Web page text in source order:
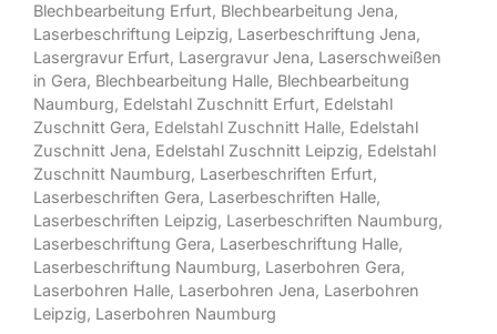
Blechbearbeitung Erfurt, Blechbearbeitung Jena,
Laserbeschriftung Leipzig, Laserbeschriftung Jena,
Lasergravur Erfurt, Lasergravur Jena, Laserschweißen
in Gera, Blechbearbeitung Halle, Blechbearbeitung
Naumburg, Edelstahl Zuschnitt Erfurt, Edelstahl
Zuschnitt Gera, Edelstahl Zuschnitt Halle, Edelstahl
Zuschnitt Jena, Edelstahl Zuschnitt Leipzig, Edelstahl
Zuschnitt Naumburg, Laserbeschriften Erfurt,
Laserbeschriften Gera, Laserbeschriften Halle,
Laserbeschriften Leipzig, Laserbeschriften Naumburg,
Laserbeschriftung Gera, Laserbeschriftung Halle,
Laserbeschriftung Naumburg, Laserbohren Gera,
Laserbohren Halle, Laserbohren Jena, Laserbohren
Leipzig, Laserbohren Naumburg